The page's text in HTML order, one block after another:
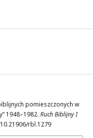
pomieszczonych w
1948–1982. Ruch Biblijny I
rbl.1279